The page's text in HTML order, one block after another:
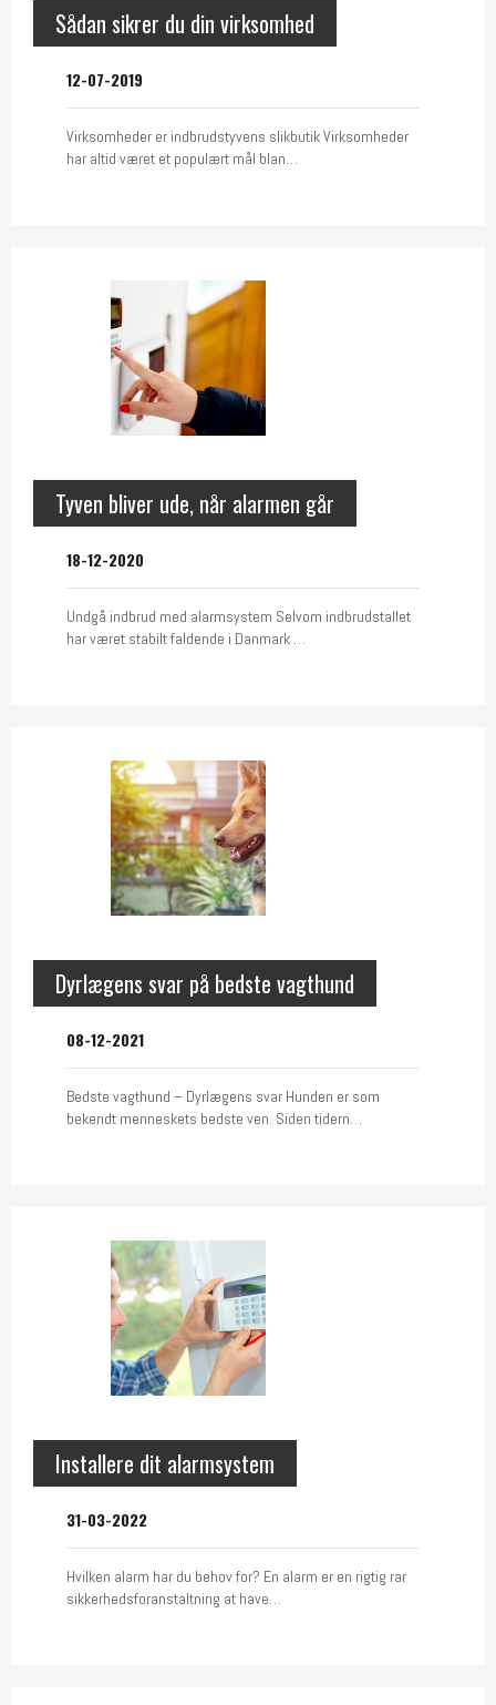
Sådan sikrer du din virksomhed
12-07-2019
Virksomheder er indbrudstyvens slikbutik Virksomheder
har altid været et populært mål blan…
Tyven bliver ude, når alarmen går
18-12-2020
Undgå indbrud med alarmsystem Selvom indbrudstallet
har været stabilt faldende i Danmark …
Dyrlægens svar på bedste vagthund
08-12-2021
Bedste vagthund – Dyrlægens svar Hunden er som
bekendt menneskets bedste ven. Siden tidern…
Installere dit alarmsystem
31-03-2022
Hvilken alarm har du behov for? En alarm er en rigtig rar
sikkerhedsforanstaltning at have…